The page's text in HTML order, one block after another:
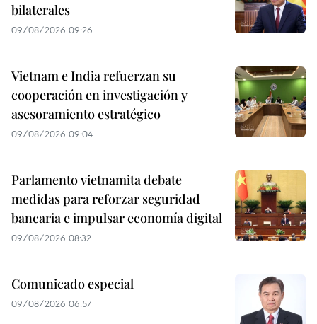
bilaterales
09/08/2026 09:26
Vietnam e India refuerzan su
cooperación en investigación y
asesoramiento estratégico
09/08/2026 09:04
Parlamento vietnamita debate
medidas para reforzar seguridad
bancaria e impulsar economía digital
09/08/2026 08:32
Comunicado especial
09/08/2026 06:57